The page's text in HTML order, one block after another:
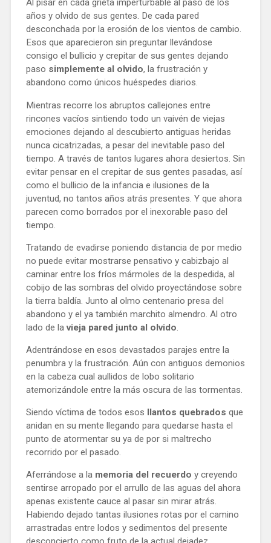
Al pisar en cada grieta imperturbable al paso de los
años y olvido de sus gentes. De cada pared
desconchada por la erosión de los vientos de cambio.
Esos que aparecieron sin preguntar llevándose
consigo el bullicio y crepitar de sus gentes dejando
paso simplemente al olvido, la frustración y
abandono como únicos huéspedes diarios.
Mientras recorre los abruptos callejones entre
rincones vacíos sintiendo todo un vaivén de viejas
emociones dejando al descubierto antiguas heridas
nunca cicatrizadas, a pesar del inevitable paso del
tiempo. A través de tantos lugares ahora desiertos. Sin
evitar pensar en el crepitar de sus gentes pasadas, así
como el bullicio de la infancia e ilusiones de la
juventud, no tantos años atrás presentes. Y que ahora
parecen como borrados por el inexorable paso del
tiempo.
Tratando de evadirse poniendo distancia de por medio
no puede evitar mostrarse pensativo y cabizbajo al
caminar entre los fríos mármoles de la despedida, al
cobijo de las sombras del olvido proyectándose sobre
la tierra baldía. Junto al olmo centenario presa del
abandono y el ya también marchito almendro. Al otro
lado de la vieja pared junto al olvido.
Adentrándose en esos devastados parajes entre la
penumbra y la frustración. Aún con antiguos demonios
en la cabeza cual aullidos de lobo solitario
atemorizándole entre la más oscura de las tormentas.
Siendo víctima de todos esos llantos quebrados que
anidan en su mente llegando para quedarse hasta el
punto de atormentar su ya de por si maltrecho
recorrido por el pasado.
Aferrándose a la memoria del recuerdo y creyendo
sentirse arropado por el arrullo de las aguas del ahora
apenas existente cauce al pasar sin mirar atrás.
Habiendo dejado tantas ilusiones rotas por el camino
arrastradas entre lodos y sedimentos del presente